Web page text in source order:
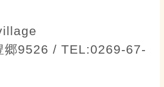
郷9526 / TEL:0269-67-